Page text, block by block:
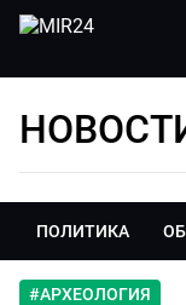
ПОЛИТИКА
#АРХЕОЛОГИЯ